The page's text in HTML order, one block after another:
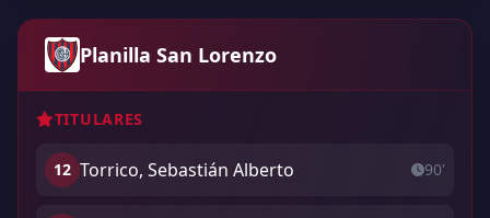
Planilla San Lorenzo
TITULARES
12 Torrico, Sebastián Alberto 90'